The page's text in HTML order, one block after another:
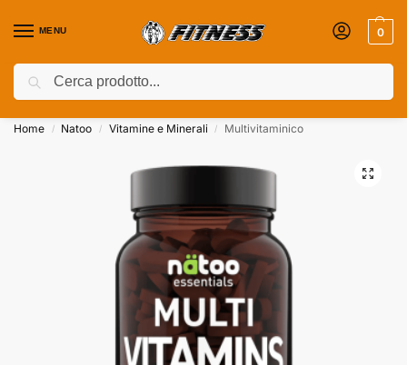
MENU 0
Coupon attivi ⚡ Aggiungili nel Carrello!
Home / Natoo / Vitamine e Minerali / Multivitaminico